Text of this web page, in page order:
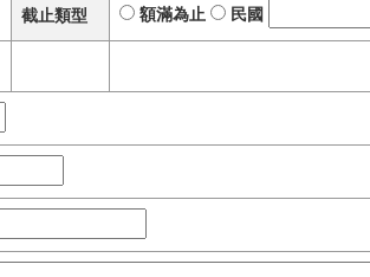
截止類型 額滿為止 民國